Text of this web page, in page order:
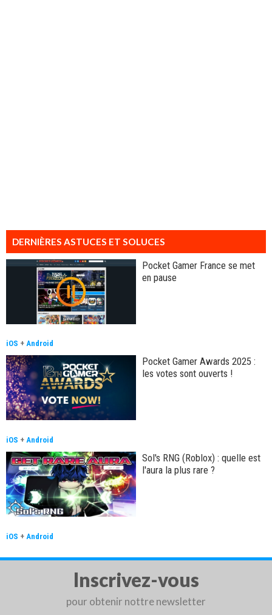
DERNIÈRES ASTUCES ET SOLUCES
Pocket Gamer France se met
en pause
iOS + Android
Pocket Gamer Awards 2025 :
les votes sont ouverts !
iOS + Android
Sol's RNG (Roblox) : quelle est
l'aura la plus rare ?
iOS + Android
Inscrivez-vous
pour obtenir nottre newsletter